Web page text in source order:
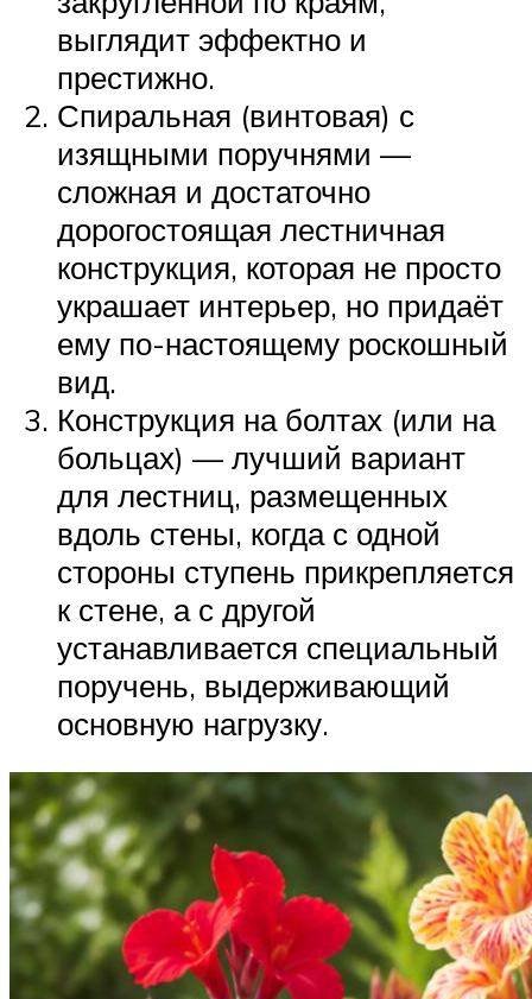
выглядит эффектно и
престижно.
Спиральная (винтовая) с
изящными поручнями —
сложная и достаточно
дорогостоящая лестничная
конструкция, которая не просто
украшает интерьер, но придаёт
ему по-настоящему роскошный
вид.
Конструкция на болтах (или на
больцах) — лучший вариант
для лестниц, размещенных
вдоль стены, когда с одной
стороны ступень прикрепляется
к стене, а с другой
устанавливается специальный
поручень, выдерживающий
основную нагрузку.